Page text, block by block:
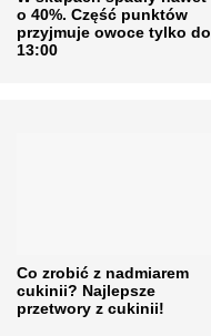
o 40%. Część punktów
przyjmuje owoce tylko do
13:00
Co zrobić z nadmiarem
cukinii? Najlepsze
przetwory z cukinii!